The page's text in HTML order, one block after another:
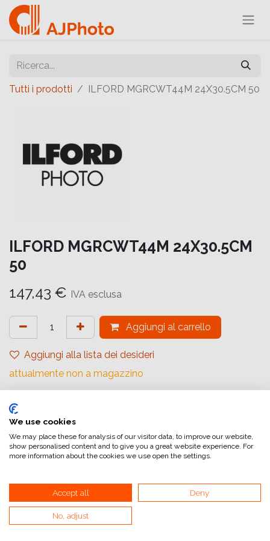
Tutti i prodotti ILFORD MGRCWT44M 24X30.5CM 50
ILFORD MGRCWT44M 24X30.5CM
50
147,43 € IVA esclusa
Aggiungi al carrello
Aggiungi alla lista dei desideri
attualmente non a magazzino
Tipologia:Rivestimento in Resina
Gradiente:Carta a Contrasto Variabile
Quantità (Fogli):50
Superficie:Perlescente
Superficie Tonale:
We use cookies
We may place these for analysis of our visitor data, to improve our website,
show personalised content and to give you a great website experience. For
more information about the cookies we use open the settings.
Accept all Deny
No, adjust